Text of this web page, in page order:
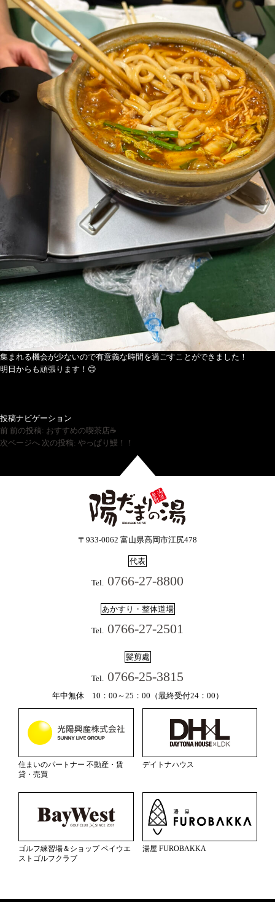
集まれる機会が少ないので有意義な時間を過ごすことができました！
明日からも頑張ります！😊
投稿ナビゲーション
前 前の投稿: おすすめの喫茶店☕
次ページへ 次の投稿: やっぱり鰻！！
〒933-0062 富山県高岡市江尻478
代表
Tel. 0766-27-8800
あかすり・整体道場
Tel. 0766-27-2501
髪剪處
Tel. 0766-25-3815
年中無休 10：00～25：00（最終受付24：00）
住まいのパートナー 不動産・賃
貸・売買
デイトナハウス
ゴルフ練習場＆ショップ ベイウエ
ストゴルフクラブ
湯屋 FUROBAKKA